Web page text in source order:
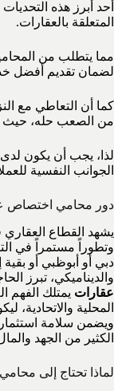
أحد أبرز هذه
المتعلقة بالعقارات.
مما يتطلب من
لضمان تقديم أفضل
كما أن التعاطي مع
من الصعب حله، حيث
لذا، يجب أن يكون
الجوانب النفسية
دور محامي اختصاص
يشهد القطاع العقاري
وتطوراً مستمراً في
دبي أو أبوظبي أو
والديناميكي، تبرز
عقارات يمتلك الفهم
المحلية والاتحادية،
ويضمن سلامة
الكثير من الجهد
لماذا تحتاج إلى